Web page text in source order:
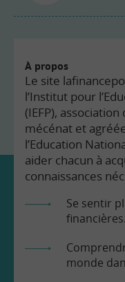
À propos
Le site
l’Institut pour
(IEFP),
mécénat et
l’Education
aider chacun à
connaissances
Se sentir
financières.
monde